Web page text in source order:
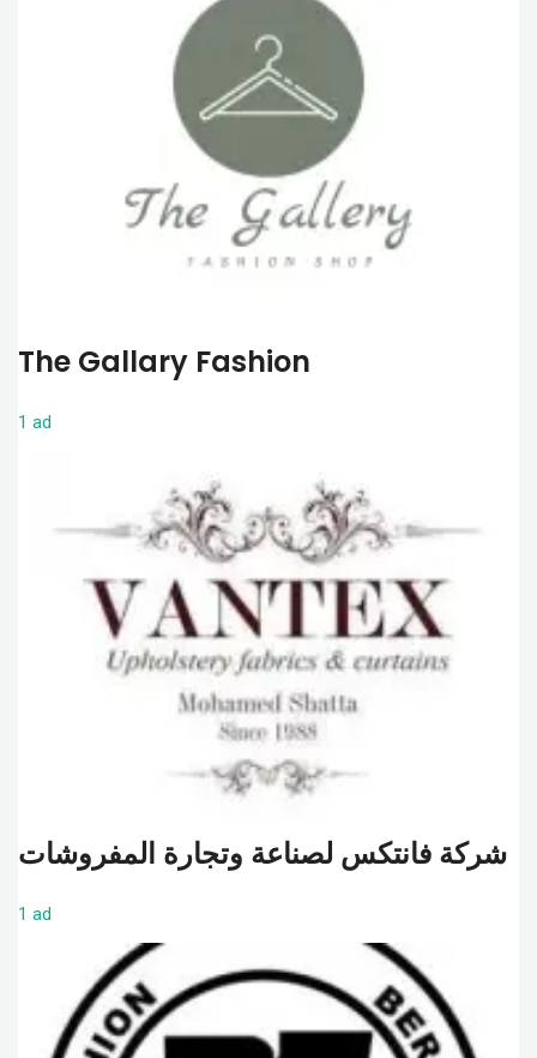
The Gallary Fashion
1 ad
شركة فانتكس لصناعة وتجارة المفروشات
1 ad